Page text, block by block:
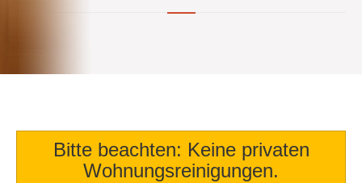
Bitte beachten: Keine privaten
Wohnungsreinigungen.